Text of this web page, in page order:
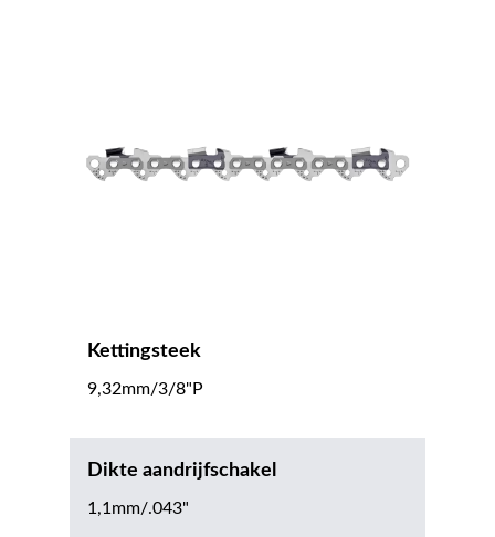
Kettingsteek
9,32mm/3/8"P
Dikte aandrijfschakel
1,1mm/.043"